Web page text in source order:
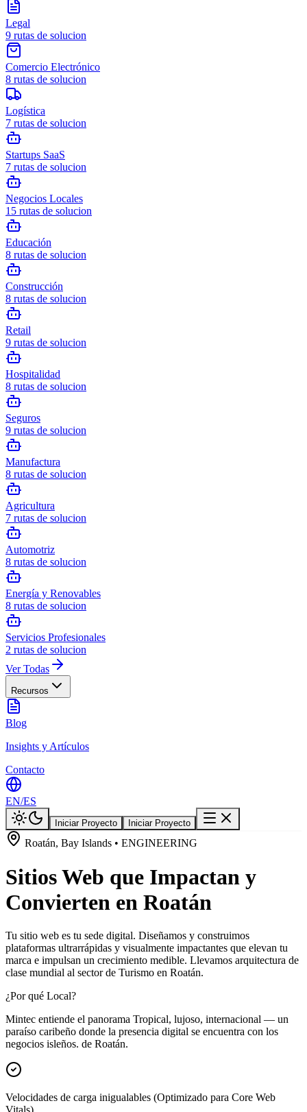
Legal
9 rutas de solucion
Comercio Electrónico
8 rutas de solucion
Logística
7 rutas de solucion
Startups SaaS
7 rutas de solucion
Negocios Locales
15 rutas de solucion
Educación
8 rutas de solucion
Construcción
8 rutas de solucion
Retail
9 rutas de solucion
Hospitalidad
8 rutas de solucion
Seguros
9 rutas de solucion
Manufactura
8 rutas de solucion
Agricultura
7 rutas de solucion
Automotriz
8 rutas de solucion
Energía y Renovables
8 rutas de solucion
Servicios Profesionales
2 rutas de solucion
Ver Todas
Recursos
Blog
Insights y Artículos
Contacto
EN/ES
Iniciar Proyecto Iniciar Proyecto
Roatán, Bay Islands • ENGINEERING
Sitios Web que Impactan y
Convierten en Roatán
Tu sitio web es tu sede digital. Diseñamos y construimos
plataformas ultrarrápidas y visualmente impactantes que elevan tu
marca e impulsan un crecimiento medible. Llevamos arquitectura de
clase mundial al sector de Turismo en Roatán.
¿Por qué Local?
Mintec entiende el panorama Tropical, lujoso, internacional — un
paraíso caribeño donde la presencia digital se encuentra con los
negocios isleños. de Roatán.
Velocidades de carga inigualables (Optimizado para Core Web
Vitals)